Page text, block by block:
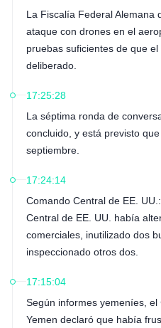
La Fiscalía Federal Alemana
ataque con drones en el
pruebas suficientes de que
deliberado.
17:25:28
La séptima ronda de
concluido, y está previsto
septiembre.
17:24:14
Comando Central de EE.
Central de EE. UU. había
comerciales, inutilizado dos
inspeccionado otros dos.
17:15:04
Según informes yemeníes,
Yemen declaró que había